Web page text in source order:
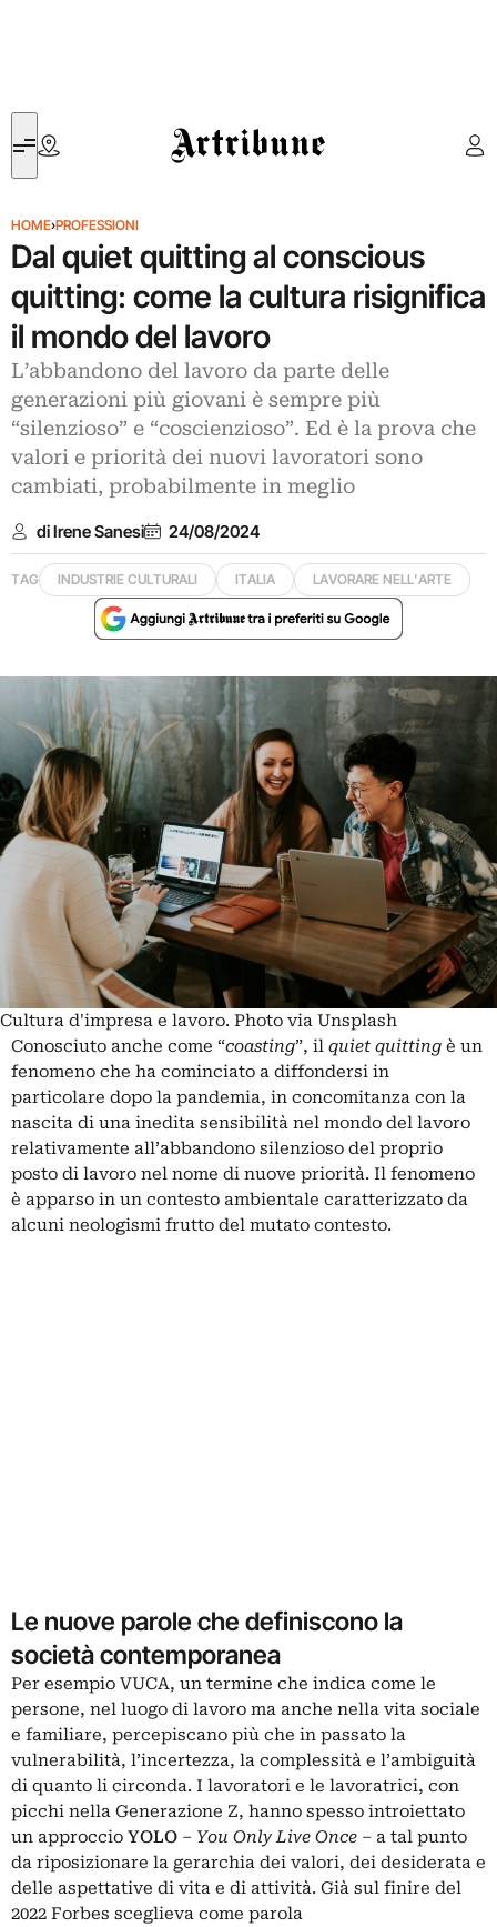
Artribune
HOME›PROFESSIONI
Dal quiet quitting al conscious
quitting: come la cultura risignifica
il mondo del lavoro
L’abbandono del lavoro da parte delle
generazioni più giovani è sempre più
“silenzioso” e “coscienzioso”. Ed è la prova che
valori e priorità dei nuovi lavoratori sono
cambiati, probabilmente in meglio
di Irene Sanesi 24/08/2024
TAG INDUSTRIE CULTURALI ITALIA LAVORARE NELL'ARTE
Cultura d'impresa e lavoro. Photo via Unsplash
Conosciuto anche come “coasting”, il quiet quitting è un
fenomeno che ha cominciato a diffondersi in
particolare dopo la pandemia, in concomitanza con la
nascita di una inedita sensibilità nel mondo del lavoro
relativamente all’abbandono silenzioso del proprio
posto di lavoro nel nome di nuove priorità. Il fenomeno
è apparso in un contesto ambientale caratterizzato da
alcuni neologismi frutto del mutato contesto.
Le nuove parole che definiscono la
società contemporanea
Per esempio VUCA, un termine che indica come le
persone, nel luogo di lavoro ma anche nella vita sociale
e familiare, percepiscano più che in passato la
vulnerabilità, l’incertezza, la complessità e l’ambiguità
di quanto li circonda. I lavoratori e le lavoratrici, con
picchi nella Generazione Z, hanno spesso introiettato
un approccio YOLO – You Only Live Once – a tal punto
da riposizionare la gerarchia dei valori, dei desiderata e
delle aspettative di vita e di attività. Già sul finire del
2022 Forbes sceglieva come parola